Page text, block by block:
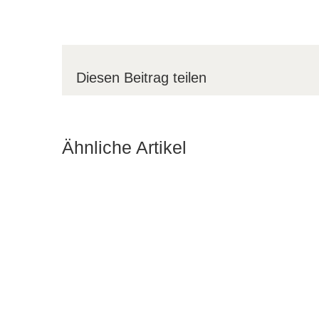
Diesen Beitrag teilen
Ähnliche Artikel